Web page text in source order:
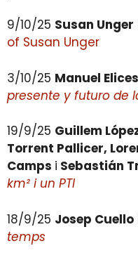
9/10/25 Susan Unger
of Susan Unger
3/10/25 Manuel
presente y futuro de
19/9/25 Guillem
Torrent Pallicer,
Camps i Sebastián
km² i un PTI
18/9/25 Josep Cuello
temps